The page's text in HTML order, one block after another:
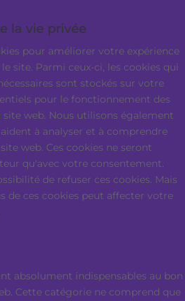
la vie privée
pour améliorer votre expérience
site. Parmi ceux-ci, les cookies qui
sont stockés sur votre
pour le fonctionnement des
web. Nous utilisons également
à analyser et à comprendre
web. Ces cookies ne seront
qu'avec votre consentement.
de refuser ces cookies. Mais
de ces cookies peut affecter votre
absolument indispensables au bon
Cette catégorie ne comprend que